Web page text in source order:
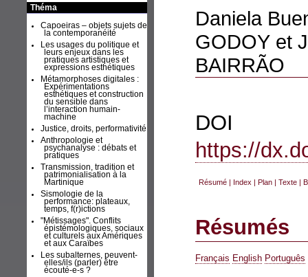
Daniela
GODOY et
BAIRRÃO
https://
Résumé | Index | Plan | Texte |
Résumés
Français English Português
Théma
Capoeiras – objets sujets de
la contemporanéité
Les usages du politique et
leurs enjeux dans les
pratiques artistiques et
expressions esthétiques
Métamorphoses digitales :
Expérimentations
esthétiques et construction
du sensible dans
l’interaction humain-
machine
Justice, droits, performativité
Anthropologie et
psychanalyse : débats et
pratiques
Transmission, tradition et
patrimonialisation à la
Martinique
Sismologie de la
performance: plateaux,
temps, f(r)ictions
"Métissages". Conflits
épistémologiques, sociaux
et culturels aux Amériques
et aux Caraïbes
Les subalternes, peuvent-
elles/ils (parler) être
écouté-e-s ?